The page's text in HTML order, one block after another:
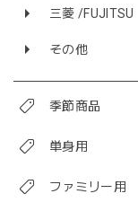
三菱 /FUJITSU
その他
季節商品
単身用
ファミリー用